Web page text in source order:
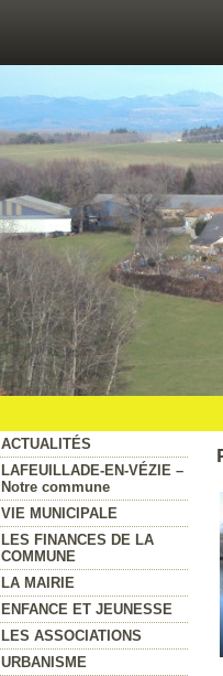
ACTUALITÉS
LAFEUILLADE-EN-VÉZIE –
Notre commune
VIE MUNICIPALE
LES FINANCES DE LA
COMMUNE
LA MAIRIE
ENFANCE ET JEUNESSE
LES ASSOCIATIONS
URBANISME